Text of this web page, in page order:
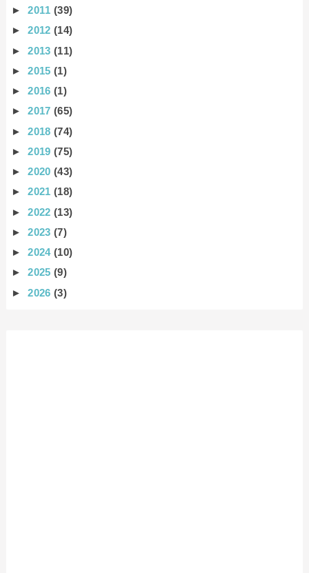
►2011(39)
►2012(14)
►2013(11)
►2015(1)
►2016(1)
►2017(65)
►2018(74)
►2019(75)
►2020(43)
►2021(18)
►2022(13)
►2023(7)
►2024(10)
►2025(9)
►2026(3)